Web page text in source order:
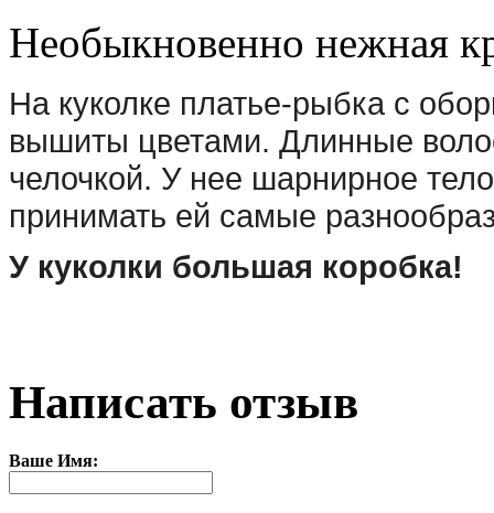
Необыкновенно нежная
На куколке платье-рыбка с
вышиты цветами. Длинные
челочкой. У нее шарнирное
принимать ей самые
У куколки большая коробка!
Написать отзыв
Ваше Имя: